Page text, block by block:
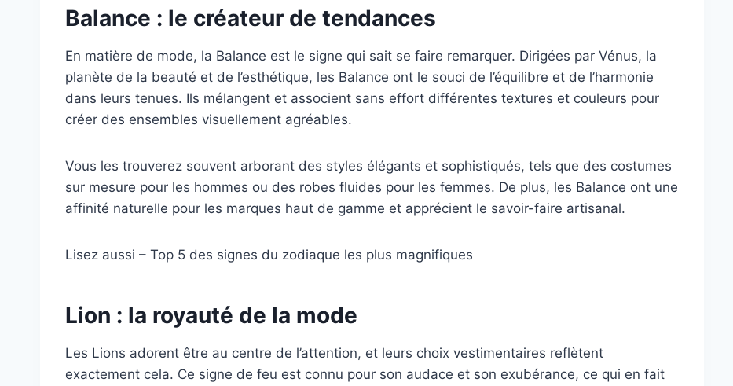
Balance : le créateur de tendances
En matière de mode, la Balance est le signe qui sait se faire remarquer. Dirigées par Vénus, la
planète de la beauté et de l’esthétique, les Balance ont le souci de l’équilibre et de l’harmonie
dans leurs tenues. Ils mélangent et associent sans effort différentes textures et couleurs pour
créer des ensembles visuellement agréables.
Vous les trouverez souvent arborant des styles élégants et sophistiqués, tels que des costumes
sur mesure pour les hommes ou des robes fluides pour les femmes. De plus, les Balance ont une
affinité naturelle pour les marques haut de gamme et apprécient le savoir-faire artisanal.
Lisez aussi – Top 5 des signes du zodiaque les plus magnifiques
Lion : la royauté de la mode
Les Lions adorent être au centre de l’attention, et leurs choix vestimentaires reflètent
exactement cela. Ce signe de feu est connu pour son audace et son exubérance, ce qui en fait